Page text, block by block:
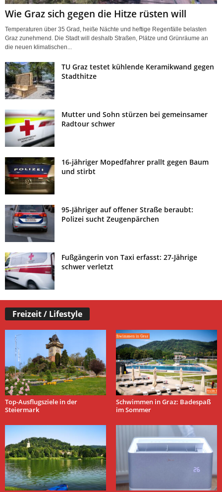
Wie Graz sich gegen die Hitze rüsten will
Temperaturen über 35 Grad, heiße Nächte und heftige Regenfälle belasten
Graz zunehmend. Die Stadt will deshalb Straßen, Plätze und Grünräume an
die neuen klimatischen...
TU Graz testet kühlende Keramikwand gegen
Stadthitze
Mutter und Sohn stürzen bei gemeinsamer
Radtour schwer
16-jähriger Mopedfahrer prallt gegen Baum
und stirbt
95-Jähriger auf offener Straße beraubt:
Polizei sucht Zeugenpärchen
Fußgängerin von Taxi erfasst: 27-Jährige
schwer verletzt
Freizeit / Lifestyle
Top-Ausflugsziele in der
Steiermark
Schwimmen in Graz: Badespaß
im Sommer